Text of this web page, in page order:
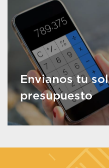
Envianos tu
presupuesto